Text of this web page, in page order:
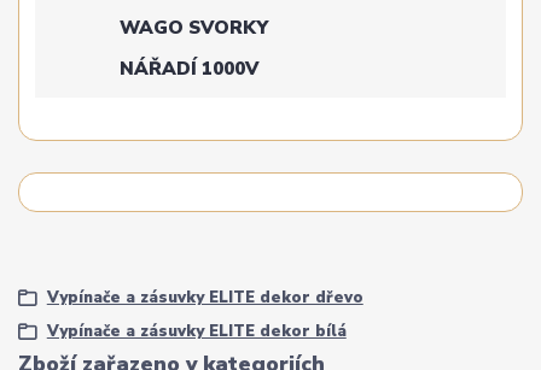
WAGO SVORKY
NÁŘADÍ 1000V
Zboží zařazeno v kategoriích
Vypínače a zásuvky ELITE dekor dřevo
Vypínače a zásuvky ELITE dekor bílá